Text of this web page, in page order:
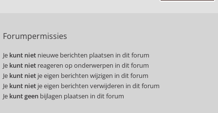
Forumpermissies
Je kunt niet nieuwe berichten plaatsen in dit forum
Je kunt niet reageren op onderwerpen in dit forum
Je kunt niet je eigen berichten wijzigen in dit forum
Je kunt niet je eigen berichten verwijderen in dit forum
Je kunt geen bijlagen plaatsen in dit forum